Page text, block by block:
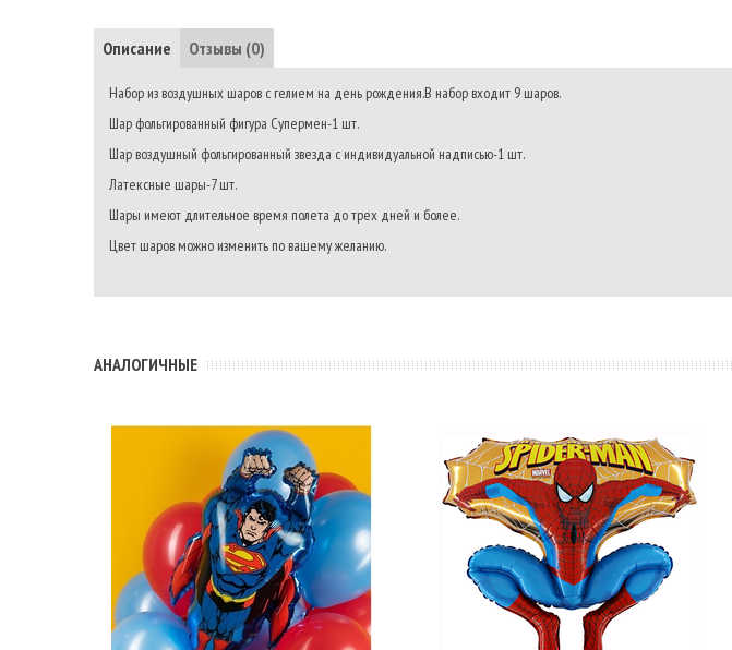
Описание Отзывы (0)
Набор из воздушных шаров с гелием на день рождения.В набор входит 9 шаров.
Шар фольгированный фигура Супермен-1 шт.
Шар воздушный фольгированный звезда с индивидуальной надписью-1 шт.
Латексные шары-7 шт.
Шары имеют длительное время полета до трех дней и более.
Цвет шаров можно изменить по вашему желанию.
АНАЛОГИЧНЫЕ